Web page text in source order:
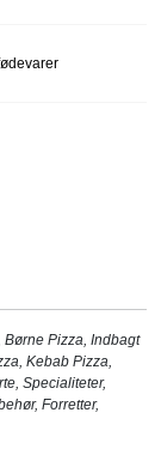
Børne Pizza, Indbagt
, Kebab Pizza,
, Specialiteter,
, Forretter,